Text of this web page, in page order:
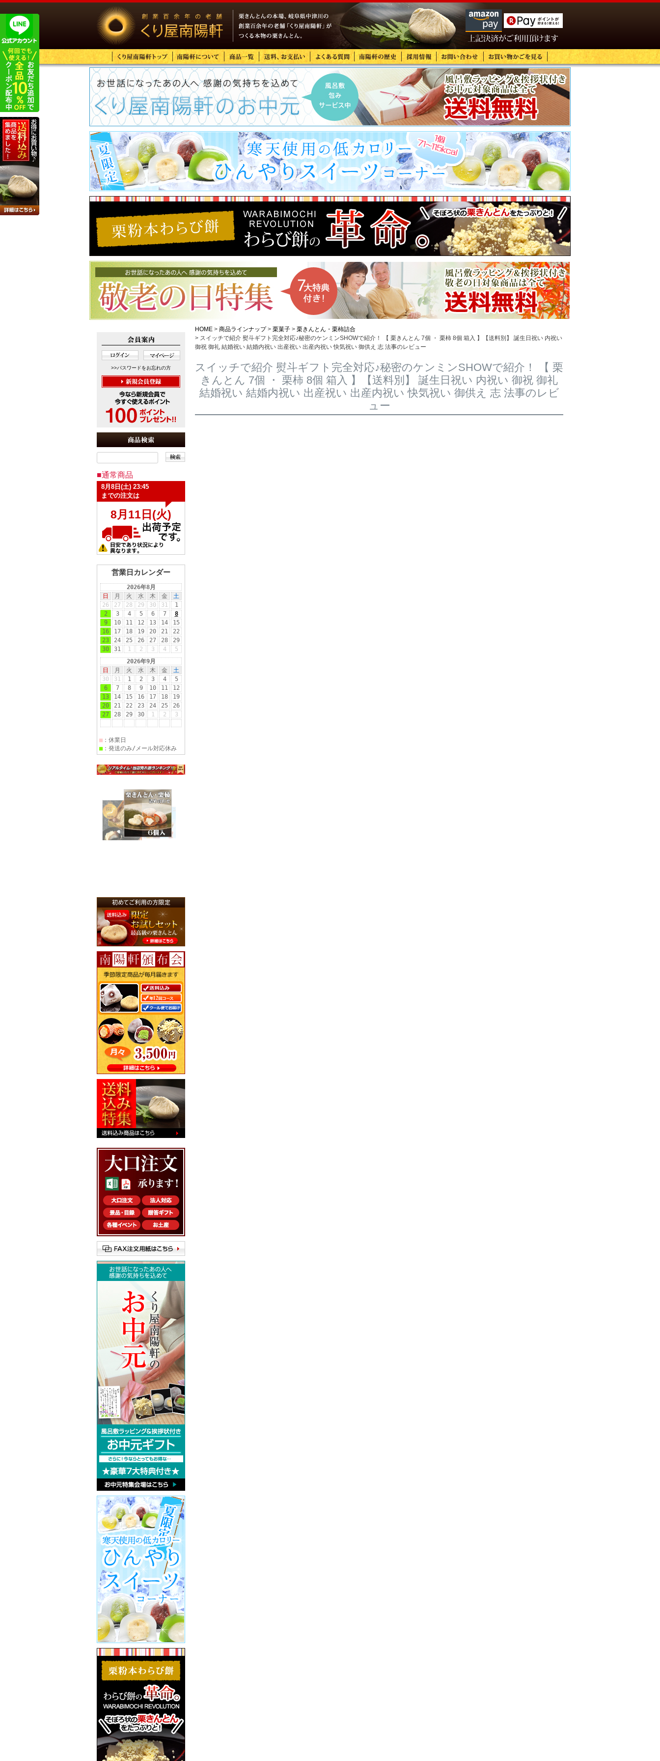
>>パスワードをお忘れの方
■通常商品
営業日カレンダー
HOME 商品ラインナップ 栗菓子
栗きんとん・栗柿詰合
スイッチで紹介 熨斗ギフト完全対応♪秘密のケンミンSHOWで紹介！ 【 栗きんとん 7個 ・ 栗柿 8個 箱入 】【送料別】 誕生日祝い 内祝い
御祝 御礼 結婚祝い 結婚内祝い 出産祝い 出産内祝い 快気祝い 御供え 志 法事のレビュー
スイッチで紹介 熨斗ギフト完全対応♪秘密のケンミンSHOWで紹介！ 【 栗
きんとん 7個 ・ 栗柿 8個 箱入 】【送料別】 誕生日祝い 内祝い 御祝 御礼
結婚祝い 結婚内祝い 出産祝い 出産内祝い 快気祝い 御供え 志 法事のレビ
ュー